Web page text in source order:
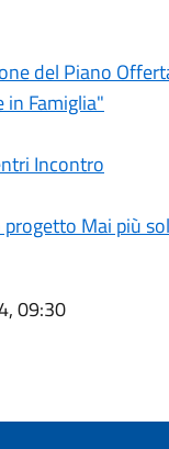
del Piano
in Famiglia"
Incontro
Mai più
09:30